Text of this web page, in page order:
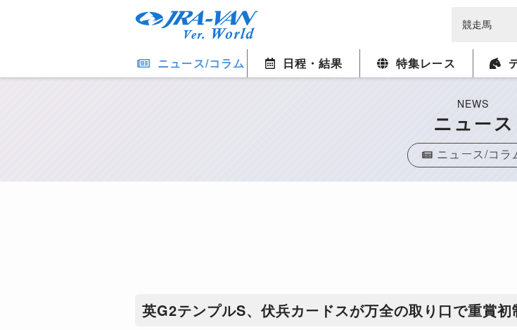
ニュース/コラム 日程・結果 特集レース
NEWS
ニュース
ニュース/コラ
英G2テンプルS、伏兵カードスが万全の取り口で重賞初